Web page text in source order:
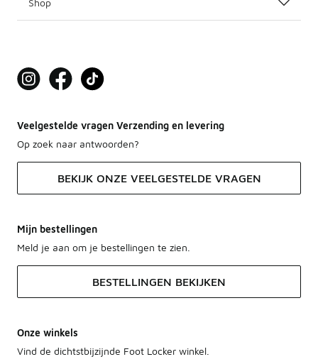
Shop
Veelgestelde vragen Verzending en levering
Op zoek naar antwoorden?
BEKIJK ONZE VEELGESTELDE VRAGEN
Mijn bestellingen
Meld je aan om je bestellingen te zien.
BESTELLINGEN BEKIJKEN
Onze winkels
Vind de dichtstbijzijnde Foot Locker winkel.